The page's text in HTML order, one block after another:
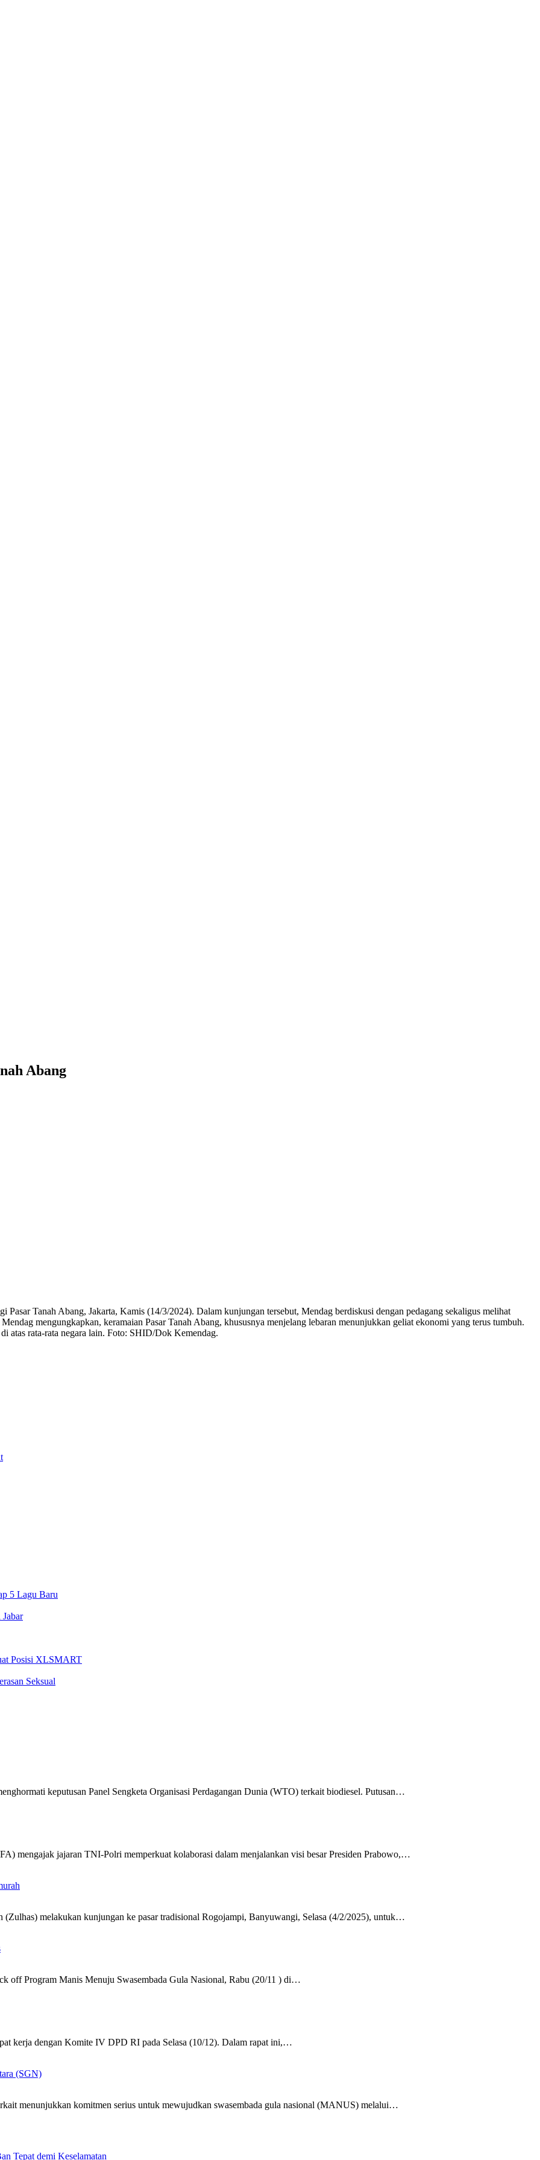
Abang
Tanah Abang, Jakarta, Kamis (14/3/2024). Dalam kunjungan tersebut, Mendag berdiskusi dengan pedagang sekaligus melihat
mengungkapkan, keramaian Pasar Tanah Abang, khususnya menjelang lebaran menunjukkan geliat ekonomi yang terus tumbuh.
atas rata-rata negara lain. Foto: SHID/Dok Kemendag.
5 Lagu Baru
Posisi XLSMART
Seksual
keputusan Panel Sengketa Organisasi Perdagangan Dunia (WTO) terkait biodiesel. Putusan…
mengajak jajaran TNI-Polri memperkuat kolaborasi dalam menjalankan visi besar Presiden Prabowo,…
melakukan kunjungan ke pasar tradisional Rogojampi, Banyuwangi, Selasa (4/2/2025), untuk…
off Program Manis Menuju Swasembada Gula Nasional, Rabu (20/11 ) di…
kerja dengan Komite IV DPD RI pada Selasa (10/12). Dalam rapat ini,…
(SGN)
menunjukkan komitmen serius untuk mewujudkan swasembada gula nasional (MANUS) melalui…